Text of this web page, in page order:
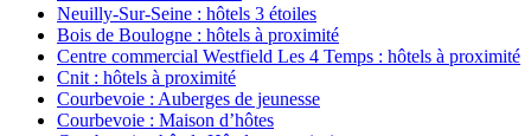
Neuilly-Sur-Seine : hôtels 3 étoiles
Bois de Boulogne : hôtels à proximité
Centre commercial Westfield Les 4 Temps : hôtels à proximité
Cnit : hôtels à proximité
Courbevoie : Auberges de jeunesse
Courbevoie : Maison d’hôtes